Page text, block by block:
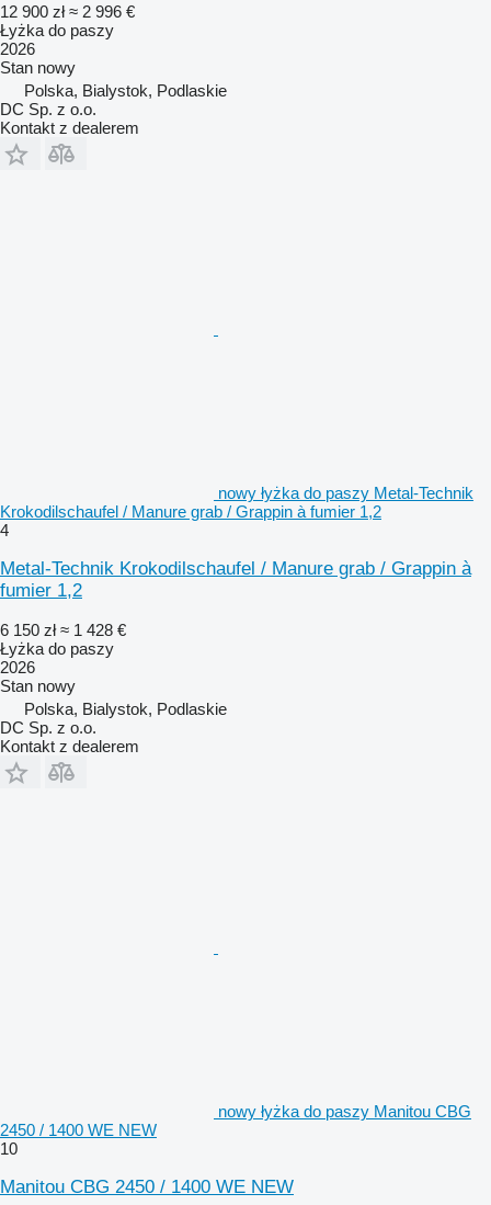
12 900 zł ≈ 2 996 €
Łyżka do paszy
2026
Stan nowy
Polska, Bialystok, Podlaskie
DC Sp. z o.o.
Kontakt z dealerem
nowy łyżka do paszy Metal-Technik
Krokodilschaufel / Manure grab / Grappin à fumier 1,2
4
Metal-Technik Krokodilschaufel / Manure grab / Grappin à
fumier 1,2
6 150 zł ≈ 1 428 €
Łyżka do paszy
2026
Stan nowy
Polska, Bialystok, Podlaskie
DC Sp. z o.o.
Kontakt z dealerem
nowy łyżka do paszy Manitou CBG
2450 / 1400 WE NEW
10
Manitou CBG 2450 / 1400 WE NEW